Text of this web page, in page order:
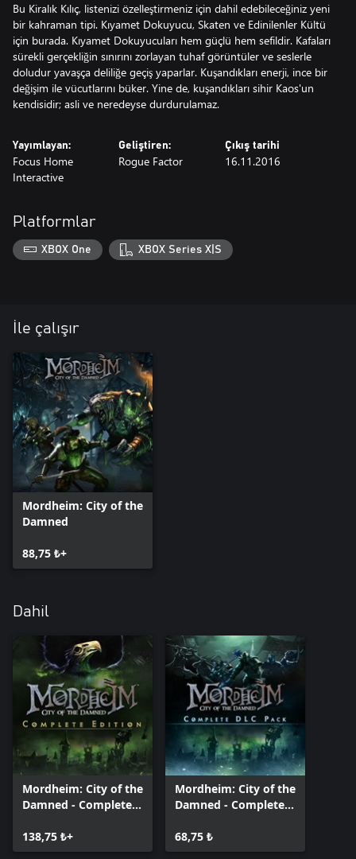
Bu Kiralık Kılıç, listenizi özelleştirmeniz için dahil edebileceğiniz yeni
bir kahraman tipi. Kıyamet Dokuyucu, Skaten ve Edinilenler Kültü
için burada. Kıyamet Dokuyucuları hem güçlü hem sefildir. Kafaları
sürekli gerçekliğin sınırını zorlayan tuhaf görüntüler ve seslerle
doludur yavaşça deliliğe geçiş yaparlar. Kuşandıkları enerji, ince bir
değişim ile vücutlarını büker. Yine de, kuşandıkları sihir Kaos'un
kendisidir; asli ve neredeyse durdurulamaz.
Yayımlayan:
Focus Home
Interactive
Geliştiren:
Rogue Factor
Çıkış tarihi
16.11.2016
Platformlar
XBOX One XBOX Series X|S
İle çalışır
Mordheim: City of the
Damned
88,75 ₺+
Dahil
Mordheim: City of the
Damned - Complete
138,75 ₺+
Mordheim: City of the
Damned - Complete
68,75 ₺